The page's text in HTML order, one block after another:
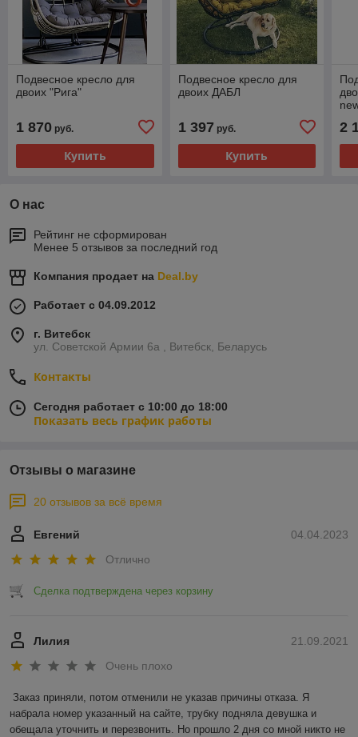
Подвесное кресло для
двоих "Рига"
1 870 руб.
Купить
Подвесное кресло для
двоих ДАБЛ
1 397 руб.
Купить
2
О нас
Рейтинг не сформирован
Менее 5 отзывов за последний год
Компания продает на Deal.by
Работает с 04.09.2012
г. Витебск
ул. Советской Армии 6а , Витебск, Беларусь
Контакты
Сегодня работает с 10:00 до 18:00
Показать весь график работы
Отзывы о магазине
20 отзывов за всё время
04.04.2023
Евгений
Отлично
Сделка подтверждена через корзину
21.09.2021
Лилия
Очень плохо
Заказ приняли, потом отменили не указав причины отказа. Я
набрала номер указанный на сайте, трубку подняла девушка и
обещала уточнить и перезвонить. Но прошло 2 дня со мной никто не